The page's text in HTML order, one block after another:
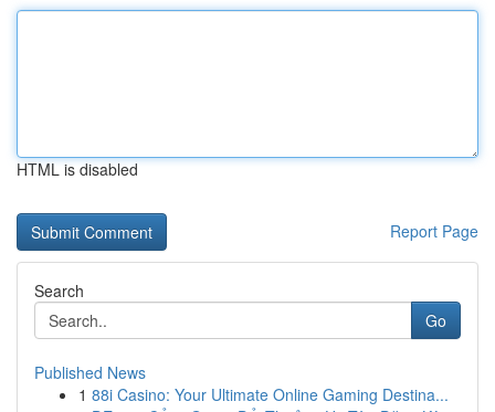
HTML is disabled
Report Page
Search
Go
Published News
1 88i Casino: Your Ultimate Online Gaming Destina...